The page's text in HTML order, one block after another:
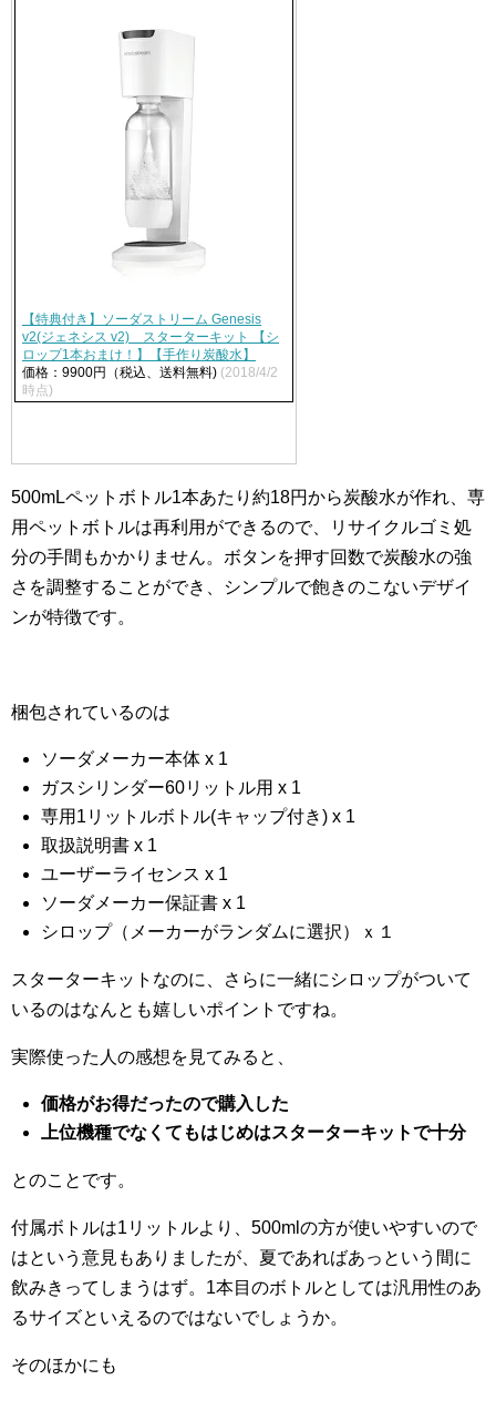
【特典付き】ソーダストリーム Genesis
v2(ジェネシス v2) スターターキット 【シ
ロップ1本おまけ！】【手作り炭酸水】
価格：9900円（税込、送料無料) (2018/4/2
時点)
500mLペットボトル1本あたり約18円から炭酸水が作れ、専
用ペットボトルは再利用ができるので、リサイクルゴミ処
分の手間もかかりません。ボタンを押す回数で炭酸水の強
さを調整することができ、シンプルで飽きのこないデザイ
ンが特徴です。
梱包されているのは
ソーダメーカー本体 x 1
ガスシリンダー60リットル用 x 1
専用1リットルボトル(キャップ付き) x 1
取扱説明書 x 1
ユーザーライセンス x 1
ソーダメーカー保証書 x 1
シロップ（メーカーがランダムに選択）ｘ１
スターターキットなのに、さらに一緒にシロップがついて
いるのはなんとも嬉しいポイントですね。
実際使った人の感想を見てみると、
価格がお得だったので購入した
上位機種でなくてもはじめはスターターキットで十分
とのことです。
付属ボトルは1リットルより、500mlの方が使いやすいので
はという意見もありましたが、夏であればあっという間に
飲みきってしまうはず。1本目のボトルとしては汎用性のあ
るサイズといえるのではないでしょうか。
そのほかにも